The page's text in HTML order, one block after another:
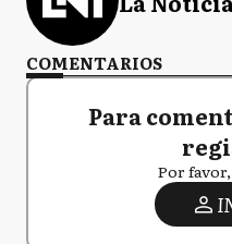
COMENTARIOS
Para
Por